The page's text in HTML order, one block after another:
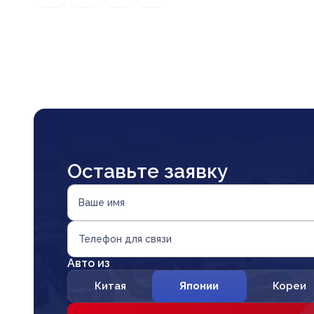
Оставьте заявку
Ваше имя
Телефон для связи
Авто из
Китая Японии Кореи